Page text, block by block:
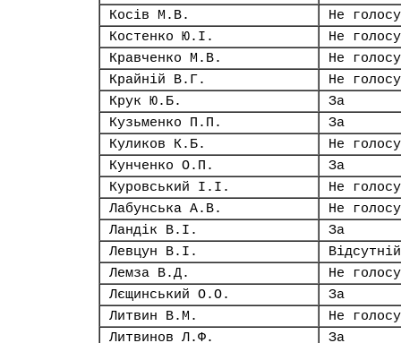
Косів М.В.
Не
Костенко Ю.І.
Не
Кравченко М.В.
Не
Крайній В.Г.
Не
Крук Ю.Б.
За
Кузьменко П.П.
За
Куликов К.Б.
Не
Кунченко О.П.
За
Куровський І.І.
Не
Лабунська А.В.
Не
Ландік В.І.
За
Левцун В.І.
Відсутній
Лемза В.Д.
Не
Лєщинський О.О.
За
Литвин В.М.
Не
Литвинов Л.Ф.
За